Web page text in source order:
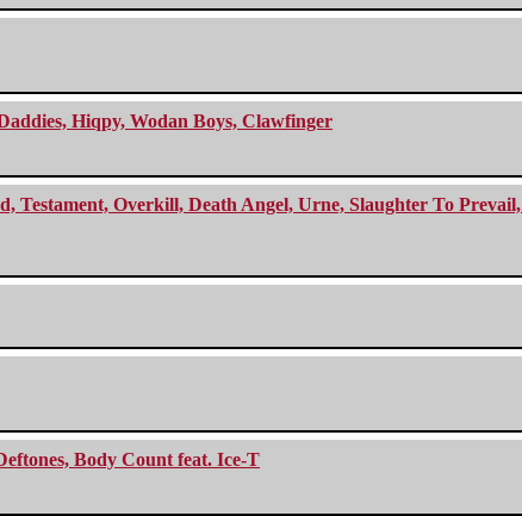
Hiqpy, Wodan Boys, Clawfinger
Testament, Overkill, Death Angel, Urne, Slaughter To
Body Count feat. Ice-T